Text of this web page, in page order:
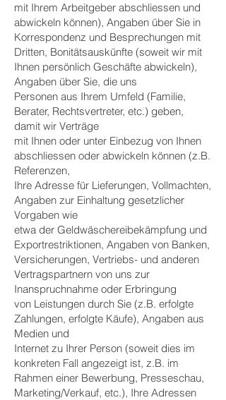
mit Ihrem Arbeitgeber abschliessen und
abwickeln können), Angaben über Sie in
Korrespondenz und Besprechungen mit
Dritten, Bonitätsauskünfte (soweit wir mit
Ihnen persönlich Geschäfte abwickeln),
Angaben über Sie, die uns
Personen aus Ihrem Umfeld (Familie,
Berater, Rechtsvertreter, etc.) geben,
damit wir Verträge
mit Ihnen oder unter Einbezug von Ihnen
abschliessen oder abwickeln können (z.B.
Referenzen,
Ihre Adresse für Lieferungen, Vollmachten,
Angaben zur Einhaltung gesetzlicher
Vorgaben wie
etwa der Geldwäschereibekämpfung und
Exportrestriktionen, Angaben von Banken,
Versicherungen, Vertriebs- und anderen
Vertragspartnern von uns zur
Inanspruchnahme oder Erbringung
von Leistungen durch Sie (z.B. erfolgte
Zahlungen, erfolgte Käufe), Angaben aus
Medien und
Internet zu Ihrer Person (soweit dies im
konkreten Fall angezeigt ist, z.B. im
Rahmen einer Bewerbung, Presseschau,
Marketing/Verkauf, etc.), Ihre Adressen